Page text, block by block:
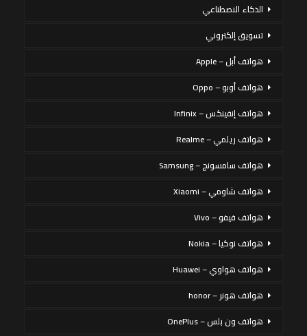
الذكاء الاصطناعي
تسويق إلكتروني
هواتف أبل – Apple
هواتف أوبو – Oppo
هواتف إنفينكس – Infinix
هواتف ريلمي – Realme
هواتف سامسونج – Samsung
هواتف شاومي – Xiaomi
هواتف فيفو – Vivo
هواتف نوكيا – Nokia
هواتف هواوي – Huawei
هواتف هونر – honor
هواتف ون بلس – OnePlus